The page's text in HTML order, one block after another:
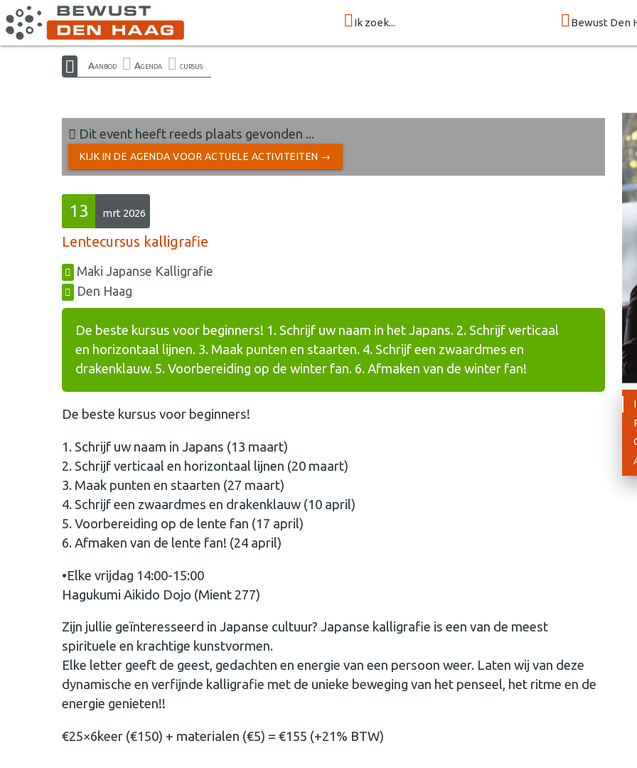
Ik zoek... Bewust Den
Aanbod Agenda cursus
Dit event heeft reeds plaats gevonden ...
KIJK IN DE AGENDA VOOR ACTUELE ACTIVITEITEN →
13 mrt 2026
Lentecursus kalligrafie
Maki Japanse Kalligrafie
Den Haag
De beste kursus voor beginners! 1. Schrijf uw naam in het Japans. 2. Schrijf verticaal
en horizontaal lijnen. 3. Maak punten en staarten. 4. Schrijf een zwaardmes en
drakenklauw. 5. Voorbereiding op de winter fan. 6. Afmaken van de winter fan!
De beste kursus voor beginners!
1. Schrijf uw naam in Japans (13 maart)
2. Schrijf verticaal en horizontaal lijnen (20 maart)
3. Maak punten en staarten (27 maart)
4. Schrijf een zwaardmes en drakenklauw (10 april)
5. Voorbereiding op de lente fan (17 april)
6. Afmaken van de lente fan! (24 april)
•Elke vrijdag 14:00-15:00
Hagukumi Aikido Dojo (Mient 277)
Zijn jullie geïnteresseerd in Japanse cultuur? Japanse kalligrafie is een van de meest
spirituele en krachtige kunstvormen.
Elke letter geeft de geest, gedachten en energie van een persoon weer. Laten wij van deze
dynamische en verfijnde kalligrafie met de unieke beweging van het penseel, het ritme en de
energie genieten!!
€25×6keer (€150) + materialen (€5) = €155 (+21% BTW)